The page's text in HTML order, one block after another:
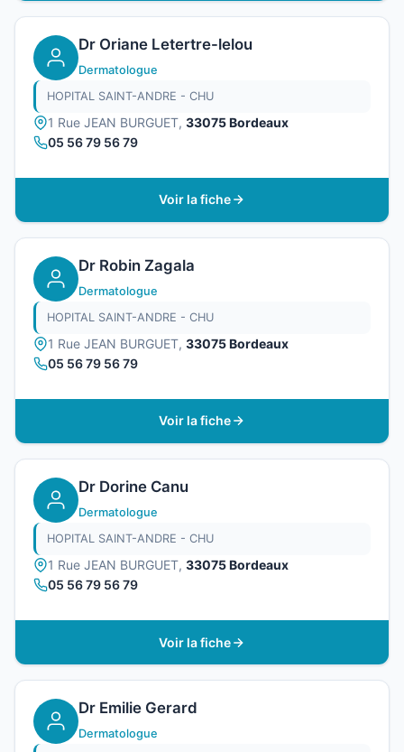
Dr Oriane Letertre-lelou
Dermatologue
HOPITAL SAINT-ANDRE - CHU
1 Rue JEAN BURGUET, 33075 Bordeaux
05 56 79 56 79
Voir la fiche
Dr Robin Zagala
Dermatologue
HOPITAL SAINT-ANDRE - CHU
1 Rue JEAN BURGUET, 33075 Bordeaux
05 56 79 56 79
Voir la fiche
Dr Dorine Canu
Dermatologue
HOPITAL SAINT-ANDRE - CHU
1 Rue JEAN BURGUET, 33075 Bordeaux
05 56 79 56 79
Voir la fiche
Dr Emilie Gerard
Dermatologue